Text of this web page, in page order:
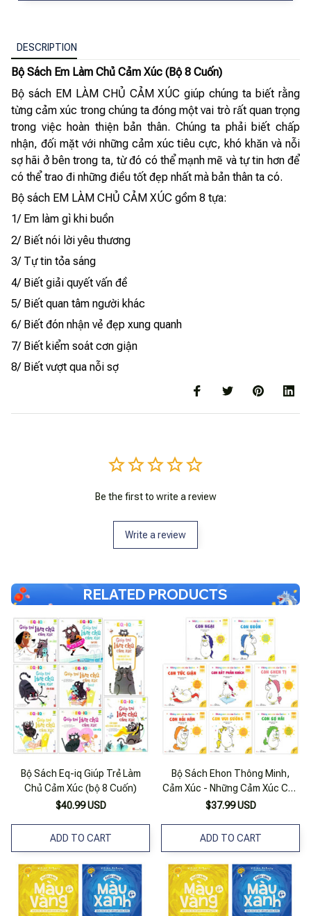
DESCRIPTION
Bộ Sách Em Làm Chủ Cảm Xúc (Bộ 8 Cuốn)
Bộ sách EM LÀM CHỦ CẢM XÚC giúp chúng ta biết rằng
từng cảm xúc trong chúng ta đóng một vai trò rất quan trọng
trong việc hoàn thiện bản thân. Chúng ta phải biết chấp
nhận, đối mặt với những cảm xúc tiêu cực, khó khăn và nỗi
sợ hãi ở bên trong ta, từ đó có thể mạnh mẽ và tự tin hơn để
có thể trao đi những điều tốt đẹp nhất mà bản thân ta có.
Bộ sách EM LÀM CHỦ CẢM XÚC gồm 8 tựa:
1/ Em làm gì khi buồn
2/ Biết nói lời yêu thương
3/ Tự tin tỏa sáng
4/ Biết giải quyết vấn đề
5/ Biết quan tâm người khác
6/ Biết đón nhận vẻ đẹp xung quanh
7/ Biết kiểm soát cơn giận
8/ Biết vượt qua nỗi sợ
Be the first to write a review
Write a review
RELATED PRODUCTS
Bộ Sách Eq-iq Giúp Trẻ Làm
Chủ Cảm Xúc (bộ 8 Cuốn)
$40.99 USD
ADD TO CART
Bộ Sách Ehon Thông Minh,
Cảm Xúc - Những Cảm Xúc Của
Gaston (từ 3-8 Tuổi) (bộ 8
$37.99 USD
ADD TO CART